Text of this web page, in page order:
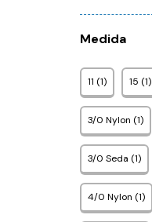
Medida
11 (1) 15 (1)
3/0 Nylon (1)
3/0 Seda (1)
4/0 Nylon (1)